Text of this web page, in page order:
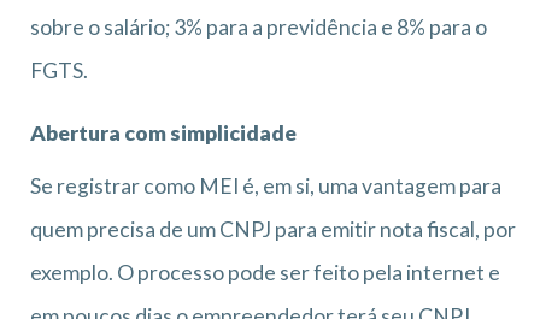
sobre o salário; 3% para a previdência e 8% para o
FGTS.
Abertura com simplicidade
Se registrar como MEI é, em si, uma vantagem para
quem precisa de um CNPJ para emitir nota fiscal, por
exemplo. O processo pode ser feito pela internet e